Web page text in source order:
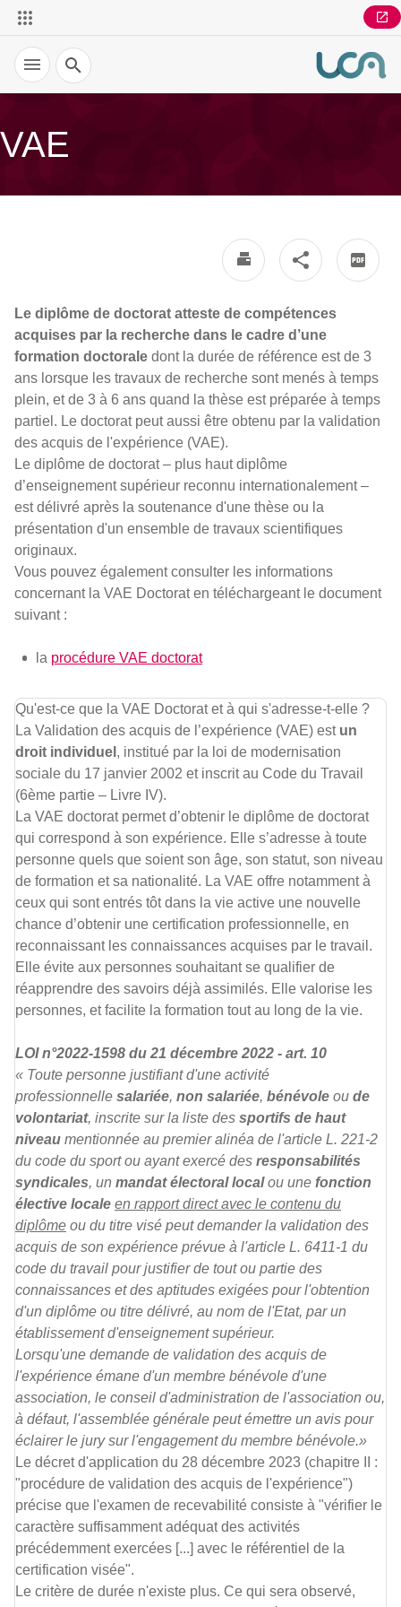
Recherche
VAE
Le diplôme de doctorat atteste de compétences
acquises par la recherche dans le cadre d’une
formation doctorale dont la durée de référence est de 3
ans lorsque les travaux de recherche sont menés à temps
plein, et de 3 à 6 ans quand la thèse est préparée à temps
partiel. Le doctorat peut aussi être obtenu par la validation
des acquis de l'expérience (VAE).
Le diplôme de doctorat – plus haut diplôme
d’enseignement supérieur reconnu internationalement –
est délivré après la soutenance d'une thèse ou la
présentation d'un ensemble de travaux scientifiques
originaux.
Vous pouvez également consulter les informations
concernant la VAE Doctorat en téléchargeant le document
suivant :
la procédure VAE doctorat
Qu'est-ce que la VAE Doctorat et à qui s'adresse-t-elle ?
La Validation des acquis de l’expérience (VAE) est un
droit individuel , institué par la loi de modernisation
sociale du 17 janvier 2002 et inscrit au Code du Travail
(6ème partie – Livre IV).
La VAE doctorat permet d’obtenir le diplôme de doctorat
qui correspond à son expérience. Elle s’adresse à toute
personne quels que soient son âge, son statut, son niveau
de formation et sa nationalité. La VAE offre notamment à
ceux qui sont entrés tôt dans la vie active une nouvelle
chance d’obtenir une certification professionnelle, en
reconnaissant les connaissances acquises par le travail.
Elle évite aux personnes souhaitant se qualifier de
réapprendre des savoirs déjà assimilés. Elle valorise les
personnes, et facilite la formation tout au long de la vie.
LOI n°2022-1598 du 21 décembre 2022 - art. 10
« Toute personne justifiant d'une activité
professionnelle salariée, non salariée, bénévole ou de
volontariat, inscrite sur la liste des sportifs de haut
niveau mentionnée au premier alinéa de l'article L. 221-2
du code du sport ou ayant exercé des responsabilités
syndicales, un mandat électoral localou une fonction
élective locale en rapport direct avec le contenu du
diplôme ou du titre visé peut demander la validation des
acquis de son expérience prévue à l'article L. 6411-1 du
code du travail pour justifier de tout ou partie des
connaissances et des aptitudes exigées pour l'obtention
d'un diplôme ou titre délivré, au nom de l'Etat, par un
établissement d'enseignement supérieur.
Lorsqu'une demande de validation des acquis de
l'expérience émane d'un membre bénévole d'une
association, le conseil d'administration de l'association ou,
à défaut, l'assemblée générale peut émettre un avis pour
éclairer le jury sur l'engagement du membre bénévole.»
Le décret d'application du 28 décembre 2023 (chapitre II :
"procédure de validation des acquis de l'expérience")
précise que l'examen de recevabilité consiste à "vérifier le
caractère suffisamment adéquat des activités
précédemment exercées [...] avec le référentiel de la
certification visée".
Le critère de durée n'existe plus. Ce qui sera observé,